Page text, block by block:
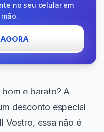
no seu celular em
e barato? A
desconto especial
Vostro, essa não é